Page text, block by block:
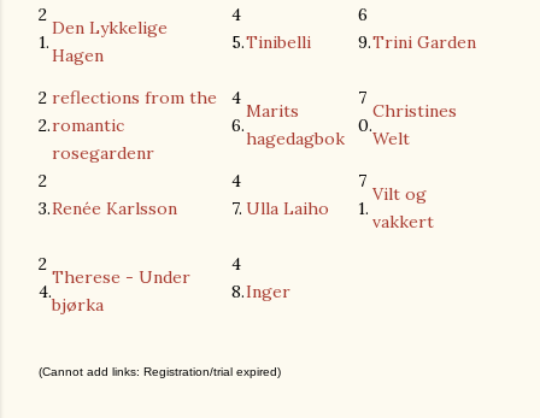
2
1.
Den Lykkelige
Hagen
4
5.Tinibelli
6
9.Trini Garden
2
2.
reflections from the
romantic
rosegardenr
4
6.
Marits
hagedagbok
7
0.
Christines
Welt
2
3.Renée Karlsson
4
7. Ulla Laiho
7
1.
Vilt og
vakkert
2
4.
Therese - Under
bjørka
4
8.Inger
(Cannot add links: Registration/trial expired)